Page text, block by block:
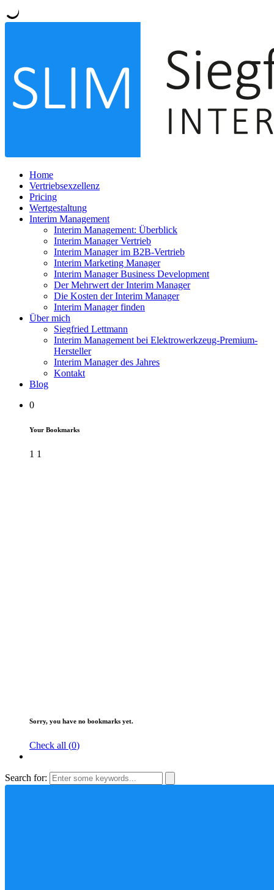
Home
Vertriebsexzellenz
Pricing
Wertgestaltung
Interim Management
Interim Management: Überblick
Interim Manager Vertrieb
Interim Manager im B2B-Vertrieb
Interim Marketing Manager
Interim Manager Business Development
Der Mehrwert der Interim Manager
Die Kosten der Interim Manager
Interim Manager finden
Über mich
Siegfried Lettmann
Interim Management bei Elektrowerkzeug-Premium-
Hersteller
Interim Manager des Jahres
Kontakt
Blog
0
Your Bookmarks
1 1
Sorry, you have no bookmarks yet.
Check all (0)
Search for: